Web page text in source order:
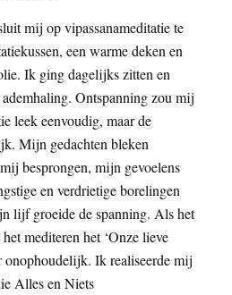
mij op vipassanameditatie te
een warme deken en
Ik ging dagelijks zitten en
Ontspanning zou mij
leek eenvoudig, maar de
Mijn gedachten bleken
besprongen, mijn gevoelens
en verdrietige borelingen
lijf groeide de spanning. Als het
mediteren het ‘Onze lieve
onophoudelijk. Ik realiseerde mij
Alles en Niets